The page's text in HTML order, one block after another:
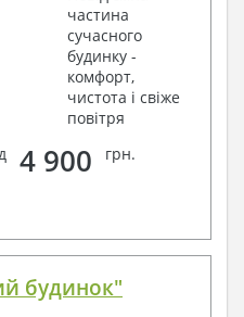
частина
сучасного
будинку -
комфорт,
чистота і свіже
повітря
4 900 грн.
будинок"